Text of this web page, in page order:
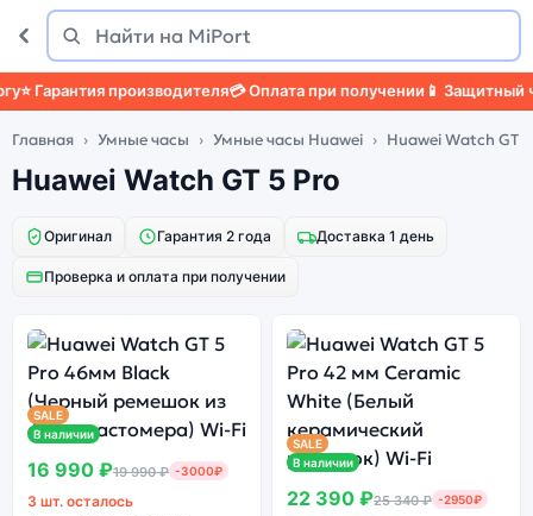
Поиск
Найти
Гарантия производителя💳 Оплата при получении📱 Защитный
Главная Умные часы Умные часы Huawei Huawei Watch GT
Huawei Watch GT 5 Pro
Оригинал Гарантия 2 года Доставка 1 день
Проверка и оплата при получении
SALE
В наличии
16 990 ₽19 990 ₽ -3000₽
3 шт. осталось
SALE
В наличии
22 390 ₽25 340 ₽ -2950₽